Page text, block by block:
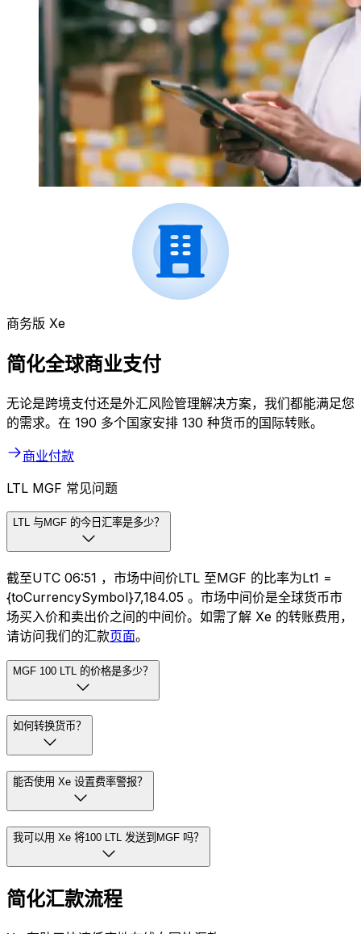
商务版 Xe
简化全球商业支付
无论是跨境支付还是外汇风险管理解决方案，我们都能满足您
的需求。在 190 多个国家安排 130 种货币的国际转账。
商业付款
LTL MGF 常见问题
LTL 与MGF 的今日汇率是多少？
截至UTC 06:51 ，市场中间价LTL 至MGF 的比率为Lt1 =
{toCurrencySymbol}7,184.05 。市场中间价是全球货币市
场买入价和卖出价之间的中间价。如需了解 Xe 的转账费用，
请访问我们的汇款页面。
MGF 100 LTL 的价格是多少？
如何转换货币？
能否使用 Xe 设置费率警报？
我可以用 Xe 将100 LTL 发送到MGF 吗？
简化汇款流程